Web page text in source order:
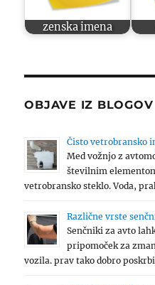
zenska imena
OBJAVE IZ BLOGOV
Čisto vetrobransko
Med vožnjo z
številnim
vetrobransko steklo. Voda,
Različne vrste
Senčniki za avto
pripomoček za
vozila. prav tako dobro